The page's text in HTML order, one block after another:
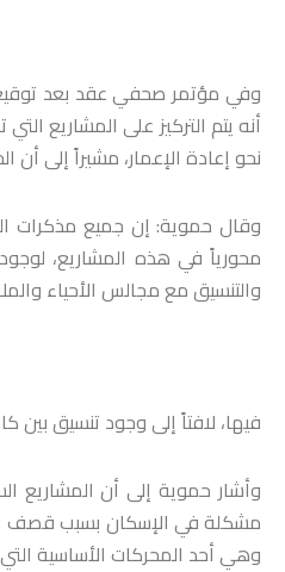
وفي مؤتمر صحفي عقد بعد توقيع
أنه يتم التركيز على المشاريع
نحو إعادة الإعمار، مشيراً إلى
وقال حموية: إن جميع مذكرات
محورياً في هذه المشاريع،
والتنسيق مع مجالس الأحياء
فيها، لافتاً إلى وجود تنسيق بين
وأشار حموية إلى أن المشاريع
مشكلة في الإسكان بسبب قصف
وهي أحد المحركات الأساسية